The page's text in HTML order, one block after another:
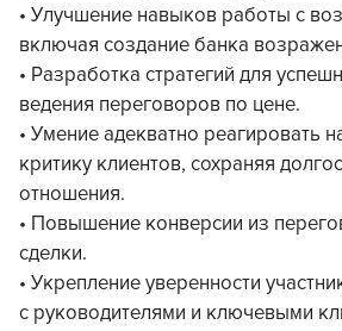
• Улучшение навыков работы с
включая создание банка
• Разработка стратегий для
ведения переговоров по цене.
• Умение адекватно реагировать
критику клиентов, сохраняя
отношения.
• Повышение конверсии из
сделки.
• Укрепление уверенности
с руководителями и ключевыми